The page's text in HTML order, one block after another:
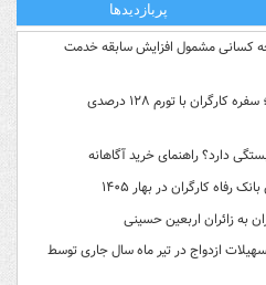
پربازدیدها
کسانی مشمول افزایش سابقه خدمت
فریبِ «کاهش شتاب تورم» را نخورید؛ سفره کارگران با تورم ۱۲۸ درصدی
دارد؟ راهنمای خرید آگاهانه
به زائران اربعین حسینی
میلیارد ریال تسهیلات ازدواج در تیر ماه سال جاری توسط